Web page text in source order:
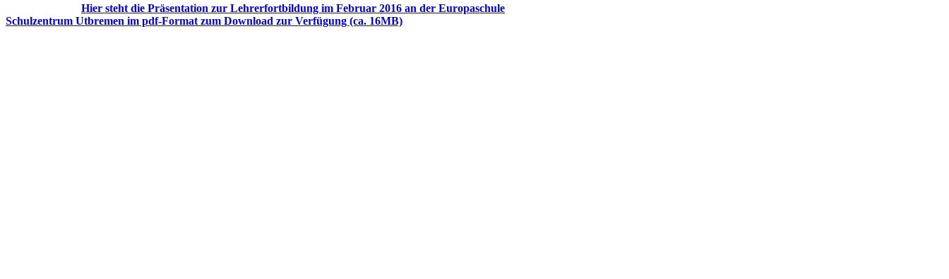
Hier steht die Präsentation zur Lehrerfortbildung im Februar 2016 an der Europaschule
Schulzentrum Utbremen im pdf-Format zum Download zur Verfügung (ca. 16MB)